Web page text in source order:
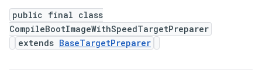
public final class
CompileBootImageWithSpeedTargetPreparer
extends BaseTargetPreparer